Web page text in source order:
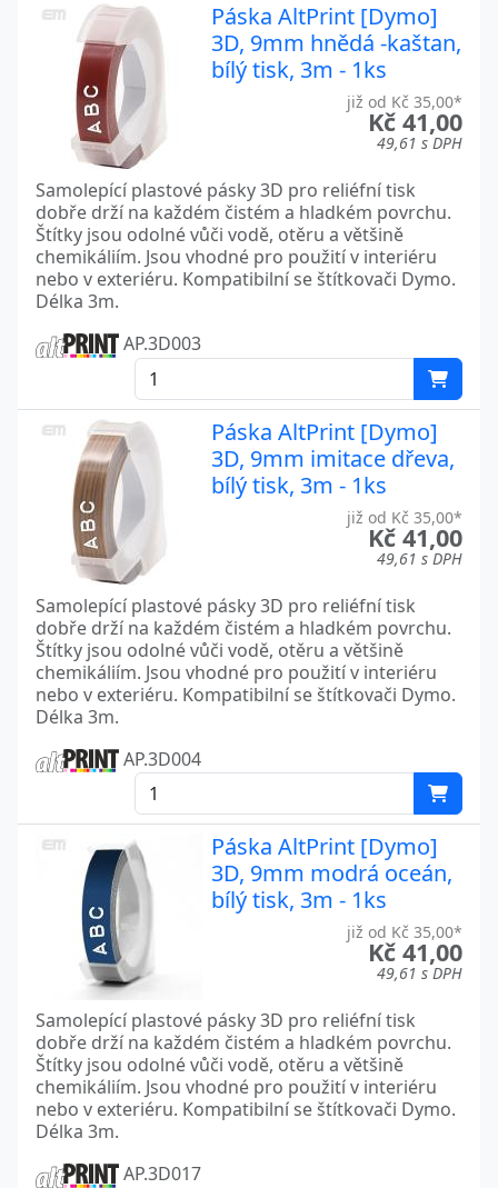
Páska AltPrint [Dymo]
3D, 9mm hnědá -kaštan,
bílý tisk, 3m - 1ks
již od Kč 35,00*
Kč 41,00
49,61 s DPH
Samolepící plastové pásky 3D pro reliéfní tisk
dobře drží na každém čistém a hladkém povrchu.
Štítky jsou odolné vůči vodě, otěru a většině
chemikáliím. Jsou vhodné pro použití v interiéru
nebo v exteriéru. Kompatibilní se štítkovači Dymo.
Délka 3m.
AP.3D003
Páska AltPrint [Dymo]
3D, 9mm imitace dřeva,
bílý tisk, 3m - 1ks
již od Kč 35,00*
Kč 41,00
49,61 s DPH
Samolepící plastové pásky 3D pro reliéfní tisk
dobře drží na každém čistém a hladkém povrchu.
Štítky jsou odolné vůči vodě, otěru a většině
chemikáliím. Jsou vhodné pro použití v interiéru
nebo v exteriéru. Kompatibilní se štítkovači Dymo.
Délka 3m.
AP.3D004
Páska AltPrint [Dymo]
3D, 9mm modrá oceán,
bílý tisk, 3m - 1ks
již od Kč 35,00*
Kč 41,00
49,61 s DPH
Samolepící plastové pásky 3D pro reliéfní tisk
dobře drží na každém čistém a hladkém povrchu.
Štítky jsou odolné vůči vodě, otěru a většině
chemikáliím. Jsou vhodné pro použití v interiéru
nebo v exteriéru. Kompatibilní se štítkovači Dymo.
Délka 3m.
AP.3D017